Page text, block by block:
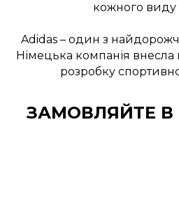
кожного виду
Adidas – один з
Німецька компанія
розробку
ЗАМОВЛЯЙТЕ В